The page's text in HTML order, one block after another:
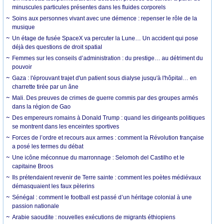
minuscules particules présentes dans les fluides corporels
Soins aux personnes vivant avec une démence : repenser le rôle de la
musique
Un étage de fusée SpaceX va percuter la Lune… Un accident qui pose
déjà des questions de droit spatial
Femmes sur les conseils d’administration : du prestige… au détriment du
pouvoir
Gaza : l'éprouvant trajet d'un patient sous dialyse jusqu'à l'hôpital… en
charrette tirée par un âne
Mali. Des preuves de crimes de guerre commis par des groupes armés
dans la région de Gao
Des empereurs romains à Donald Trump : quand les dirigeants politiques
se montrent dans les enceintes sportives
Forces de l’ordre et recours aux armes : comment la Révolution française
a posé les termes du débat
Une icône méconnue du marronnage : Selomoh del Castilho et le
capitaine Broos
Ils prétendaient revenir de Terre sainte : comment les poètes médiévaux
démasquaient les faux pèlerins
Sénégal : comment le football est passé d’un héritage colonial à une
passion nationale
Arabie saoudite : nouvelles exécutions de migrants éthiopiens